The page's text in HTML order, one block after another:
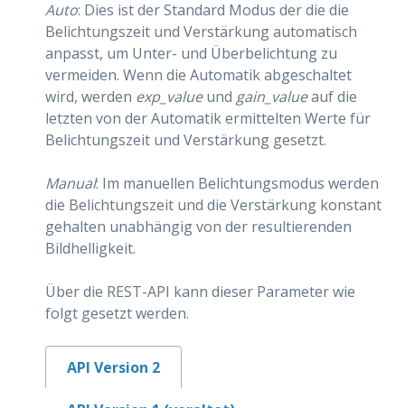
Auto: Dies ist der Standard Modus der die die
Belichtungszeit und Verstärkung automatisch
anpasst, um Unter- und Überbelichtung zu
vermeiden. Wenn die Automatik abgeschaltet
wird, werden exp_valueund gain_valueauf die
letzten von der Automatik ermittelten Werte für
Belichtungszeit und Verstärkung gesetzt.
Manual: Im manuellen Belichtungsmodus werden
die Belichtungszeit und die Verstärkung konstant
gehalten unabhängig von der resultierenden
Bildhelligkeit.
Über die REST-API kann dieser Parameter wie
folgt gesetzt werden.
API Version 2